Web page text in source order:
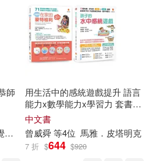
(2)
張明華(2)
（主編）(2)
司(4)
寶鼎(4)
師
師傳記
用生活中的感統遊戲提升 語言
能力x數學能力x學習力 套書
(共2本)：在家的蒙特
孩子的語言×數學能力+孩子的
水中感統遊戲 啟發孩子的7大
感覺統合系統，提升學習力
中文書
曾威舜等4位 馬雅．皮塔明克
7 折 $644 $920